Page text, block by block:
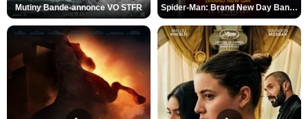
Mutiny Bande-annonce VO STFR Spider-Man: Brand New Day Bande-annonce VO STFR